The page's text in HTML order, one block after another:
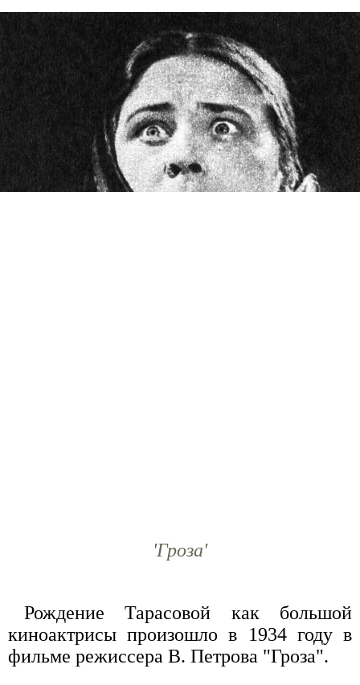
'Гроза'
Рождение Тарасовой как большой
киноактрисы произошло в 1934 году в
фильме режиссера В. Петрова "Гроза".